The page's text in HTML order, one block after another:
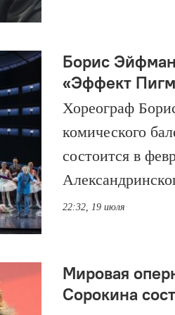
Борис
«Эффект
Хореограф
комического
состоится в
22:32, 19 июля
Мировая
Сорокина